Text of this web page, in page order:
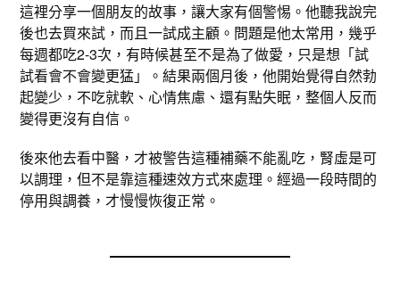
這裡分享一個朋友的故事，讓大家有個警惕。他聽我說完
後也去買來試，而且一試成主顧。問題是他太常用，幾乎
每週都吃2-3次，有時候甚至不是為了做愛，只是想「試
試看會不會變更猛」。結果兩個月後，他開始覺得自然勃
起變少，不吃就軟、心情焦慮、還有點失眠，整個人反而
變得更沒有自信。
後來他去看中醫，才被警告這種補藥不能亂吃，腎虛是可
以調理，但不是靠這種速效方式來處理。經過一段時間的
停用與調養，才慢慢恢復正常。